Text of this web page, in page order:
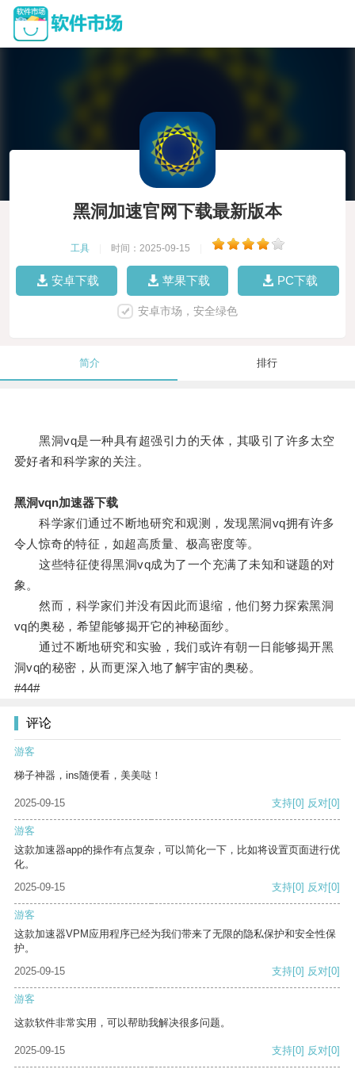
黑洞加速官网下载最新版本
工具 时间：2025-09-15
安卓下载 苹果下载 PC下载
安卓市场，安全绿色
简介 排行
黑洞vq是一种具有超强引力的天体，其吸引了许多太空
爱好者和科学家的关注。
黑洞vqn加速器下载
科学家们通过不断地研究和观测，发现黑洞vq拥有许多
令人惊奇的特征，如超高质量、极高密度等。
这些特征使得黑洞vq成为了一个充满了未知和谜题的对
象。
然而，科学家们并没有因此而退缩，他们努力探索黑洞
vq的奥秘，希望能够揭开它的神秘面纱。
通过不断地研究和实验，我们或许有朝一日能够揭开黑
洞vq的秘密，从而更深入地了解宇宙的奥秘。
#44#
评论
游客
梯子神器，ins随便看，美美哒！
2025-09-15 支持[0] 反对[0]
游客
这款加速器app的操作有点复杂，可以简化一下，比如将设置页面进行优
化。
2025-09-15
支持[0] 反对[0]
游客
这款加速器VPM应用程序已经为我们带来了无限的隐私保护和安全性保
护。
2025-09-15
支持[0] 反对[0]
游客
这款软件非常实用，可以帮助我解决很多问题。
2025-09-15 支持[0] 反对[0]